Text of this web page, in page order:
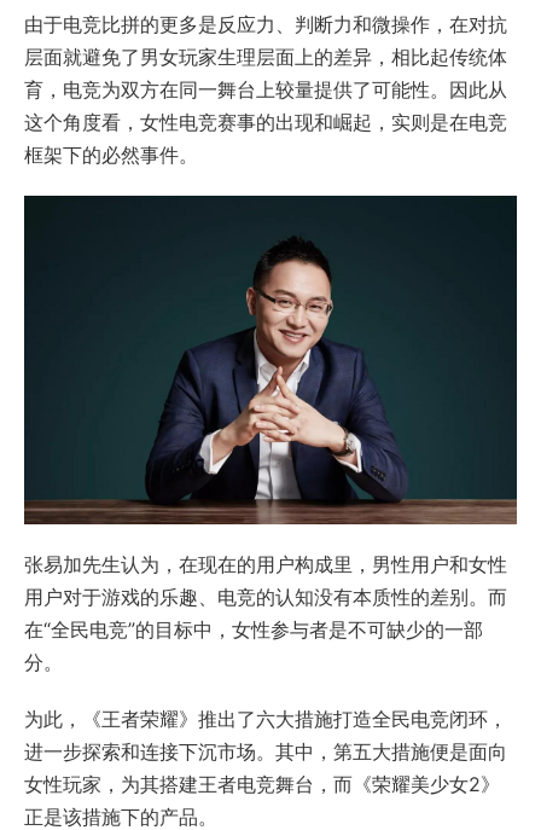
由于电竞比拼的更多是反应力、判断力和微操作，在对抗
层面就避免了男女玩家生理层面上的差异，相比起传统体
育，电竞为双方在同一舞台上较量提供了可能性。因此从
这个角度看，女性电竞赛事的出现和崛起，实则是在电竞
框架下的必然事件。
张易加先生认为，在现在的用户构成里，男性用户和女性
用户对于游戏的乐趣、电竞的认知没有本质性的差别。而
在“全民电竞”的目标中，女性参与者是不可缺少的一部
分。
为此，《王者荣耀》推出了六大措施打造全民电竞闭环，
进一步探索和连接下沉市场。其中，第五大措施便是面向
女性玩家，为其搭建王者电竞舞台，而《荣耀美少女2》
正是该措施下的产品。